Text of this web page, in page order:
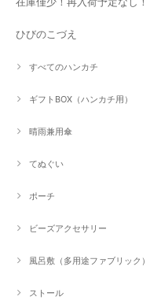
ひびのこづえ
すべてのハンカチ
ギフトBOX（ハンカチ用）
晴雨兼用傘
てぬぐい
ポーチ
ビーズアクセサリー
風呂敷（多用途ファブリック）
ストール